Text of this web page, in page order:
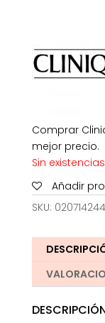
Comprar
mejor precio.
Sin existencias
Añadir
SKU: